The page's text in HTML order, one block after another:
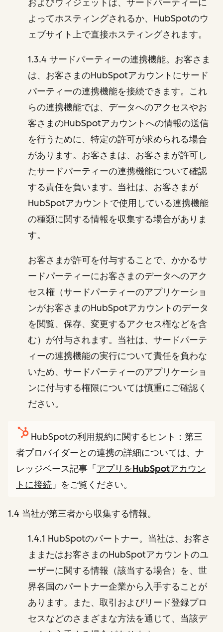
およびウィジェットは、サードパーティーに
よってホスティングされるか、HubSpotのウ
ェブサイト上で直接ホスティングされます。
1.3.4 サードパーティーの連携機能。お客さま
は、お客さまのHubSpotアカウントにサード
パーティーの連携機能を接続できます。これ
らの連携機能では、データへのアクセスやお
客さまのHubSpotアカウントへの情報の送信
を行うために、特定の許可が求められる場合
があります。お客さまは、お客さまが許可し
たサードパーティーの連携機能について確認
する責任を負います。当社は、お客さまが
HubSpotアカウントで使用している連携機能
の種類に関する情報を収集する場合がありま
す。
お客さまが許可を付与することで、かかるサ
ードパーティーにお客さまのデータへのアク
セス権（サードパーティーのアプリケーショ
ンがお客さまのHubSpotアカウントのデータ
を閲覧、保存、変更するアクセス権などを含
む）が付与されます。当社は、サードパーテ
ィーの連携機能の実行について責任を負わな
いため、サードパーティーのアプリケーショ
ンに付与する権限については慎重にご確認く
ださい。
HubSpotの利用規約に関するヒント：第三
者プロバイダーとの連携の詳細については、ナ
レッジベース記事「 アプリをHubSpotアカウン
トに接続 」をご覧ください。
1.4 当社が第三者から収集する情報。
1.4.1 HubSpotのパートナー。当社は、お客さ
ままたはお客さまのHubSpotアカウントのユ
ーザーに関する情報（該当する場合）を、世
界各国のパートナー企業から入手することが
あります。また、取引およびリード登録プロ
セスなどのさまざまな方法を通じて、当該デ